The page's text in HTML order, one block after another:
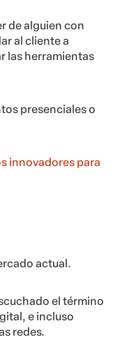
de alguien con
al cliente a
las herramientas
presenciales o
innovadores para
actual.
el término
e incluso
redes.